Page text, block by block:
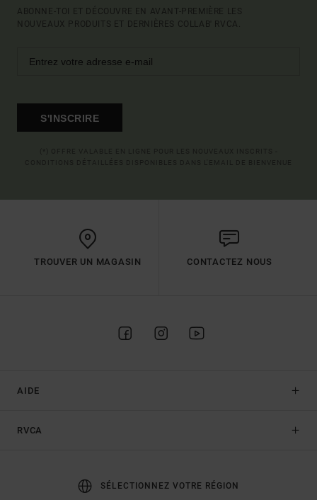
ABONNE-TOI ET DÉCOUVRE EN AVANT-PREMIÈRE LES
NOUVEAUX PRODUITS ET DERNIÈRES COLLAB' RVCA.
S'INSCRIRE
TROUVER UN MAGASIN CONTACTEZ NOUS
AIDE
RVCA
SÉLECTIONNEZ VOTRE RÉGION